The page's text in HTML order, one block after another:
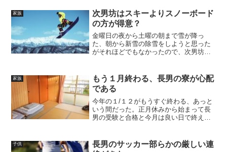
家族
次男坊はスキーよりスノーボード
の方が得意？
金曜日の夜から土曜の朝まで雪が降っ
た、朝から新雪の除雪をしようと思った
がそれほどでもなかったので、次男坊と
は除雪機で積み上げた雪で山が出来てお
り、そこでスキーをしたりそ...
家族
もう１月終わる、長男の寮が心配
である
今年の１/１２がもうすぐ終わる、あっと
いう間だった。正月休みから始まって長
男の受験と合格と今月は良い日で終えた
ていない。嫁はインフルエンザ予防にヤ
クルトが効果があると思...
子供
長男のサッカー部らかの厳しい連